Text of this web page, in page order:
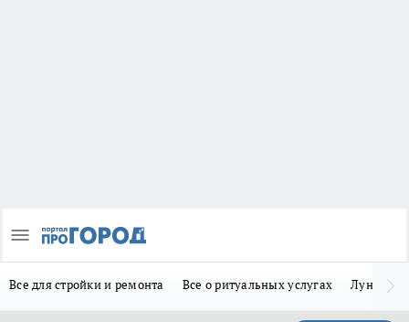
Все для стройки и ремонта Все о ритуальных услугах Лунно-